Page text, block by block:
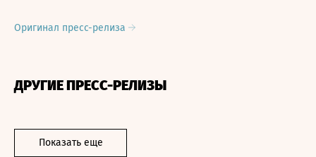
Оригинал пресс-релиза
ДРУГИЕ ПРЕСС-РЕЛИЗЫ
Показать еще